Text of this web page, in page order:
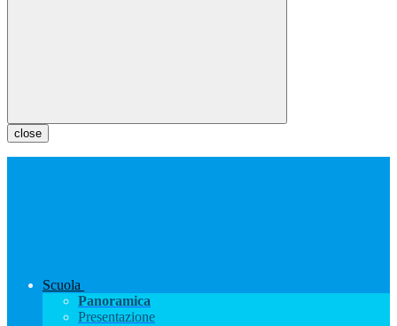
close
Scuola
Panoramica
Presentazione